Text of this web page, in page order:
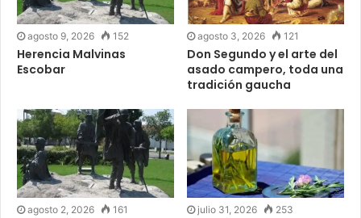
agosto 9, 2026 152
Herencia Malvinas
Escobar
agosto 3, 2026 121
Don Segundo y el arte del
asado campero, toda una
tradición gaucha
agosto 2, 2026 161 julio 31, 2026 253